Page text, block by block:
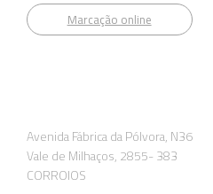
Marcação online
Avenida Fábrica da Pólvora, N36
Vale de Milhaços, 2855- 383
CORROIOS